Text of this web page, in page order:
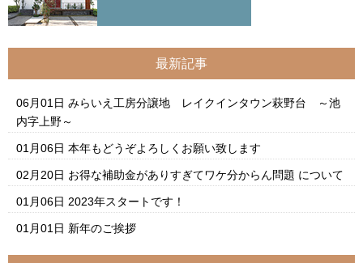
最新記事
06月01日 みらいえ工房分譲地 レイクインタウン萩野台 ～池
内字上野～
01月06日 本年もどうぞよろしくお願い致します
02月20日 お得な補助金がありすぎてワケ分からん問題 について
01月06日 2023年スタートです！
01月01日 新年のご挨拶